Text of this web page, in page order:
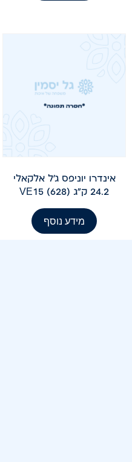
אינדרו יוניפס ג'ל אלקאלי
24.2 ק"ג VE15 (628)
מידע נוסף